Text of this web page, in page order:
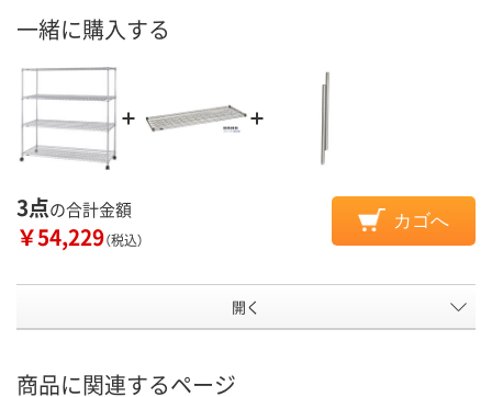
一緒に購入する
3点の合計金額
￥54,229（税込）
カゴへ
開く
商品に関連するページ